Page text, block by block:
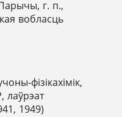
г. п.,
вобласць
фізікахімік,
лаўрэат
1949)